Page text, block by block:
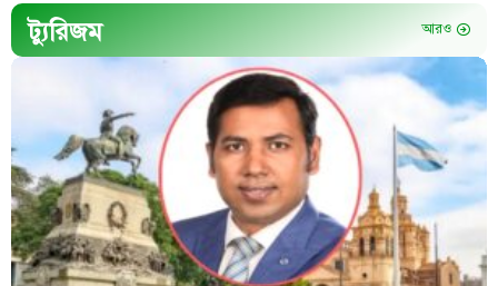
ট্যুরিজম আরও